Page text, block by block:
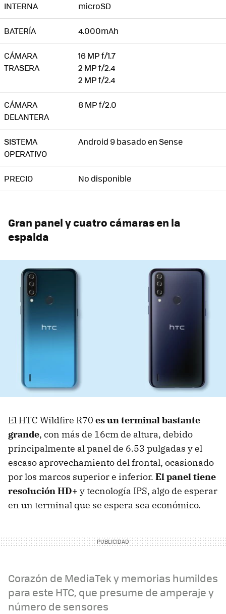
INTERNA microSD
BATERÍA 4.000mAh
CÁMARA
TRASERA
16 MP f/1.7
2 MP f/2.4
2 MP f/2.4
CÁMARA
DELANTERA
8 MP f/2.0
SISTEMA
OPERATIVO
Android 9 basado en Sense
PRECIO No disponible
Gran panel y cuatro cámaras en la
espalda
El HTC Wildfire R70 es un terminal bastante
grande, con más de 16cm de altura, debido
principalmente al panel de 6.53 pulgadas y el
escaso aprovechamiento del frontal, ocasionado
por los marcos superior e inferior. El panel tiene
resolución HD+ y tecnología IPS, algo de esperar
en un terminal que se espera sea económico.
Corazón de MediaTek y memorias humildes
para este HTC, que presume de amperaje y
número de sensores